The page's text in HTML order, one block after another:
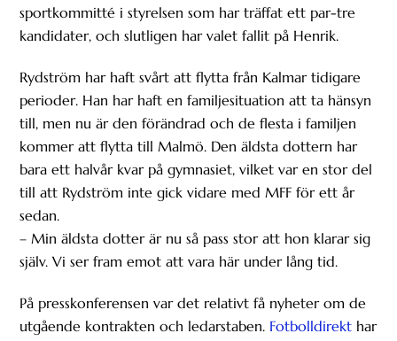
sportkommitté i styrelsen som har träffat ett par-tre
kandidater, och slutligen har valet fallit på Henrik.
Rydström har haft svårt att flytta från Kalmar tidigare
perioder. Han har haft en familjesituation att ta hänsyn
till, men nu är den förändrad och de flesta i familjen
kommer att flytta till Malmö. Den äldsta dottern har
bara ett halvår kvar på gymnasiet, vilket var en stor del
till att Rydström inte gick vidare med MFF för ett år
sedan.
– Min äldsta dotter är nu så pass stor att hon klarar sig
själv. Vi ser fram emot att vara här under lång tid.
På presskonferensen var det relativt få nyheter om de
utgående kontrakten och ledarstaben. Fotbolldirekt har